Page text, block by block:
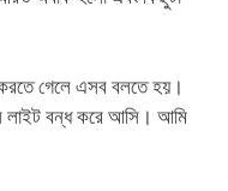
গেলে এসব বলতে হয়।
লাইট বন্ধ করে আসি। আমি